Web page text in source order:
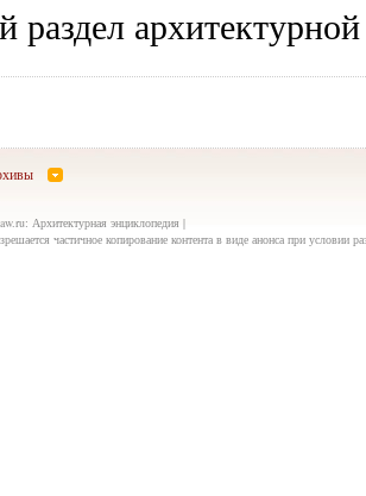
раздел
Архитектурная энциклопедия |
частичное копирование контента в виде анонса при условии